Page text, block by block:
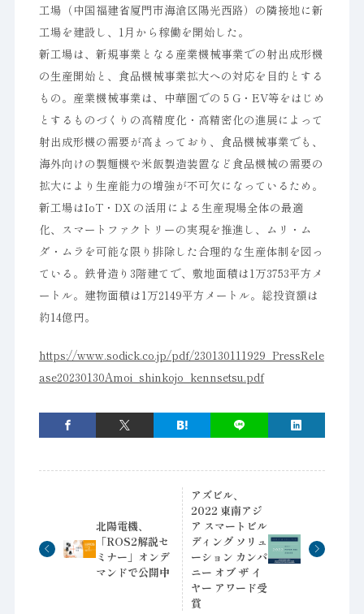
工場（中国福建省厦門市海滄区陽光西路）の隣接地に新
工場を建設し、1月から稼働を開始した。
新工場は、新規事業となる産業機械事業での射出成形機
の生産開始と、食品機械事業拡大への対応を目的とする
もの。産業機械事業は、中華圏での５G・EV等をはじめ
とするものづくりの高精度化・高精密化の進展によって
射出成形機の需要が高まっており、食品機械事業でも、
海外向けの製麺機や米飯製造装置など食品機械の需要の
拡大により生産能力の増強が不可欠になっているため。
新工場はIoT・DX の活用による生産現場全体の最適
化、スマートファクトリーの実現を推進し、ムリ・ム
ダ・ムラを可能な限り排除した合理的な生産体制を図っ
ている。鉄骨造り3階建てで、敷地面積は1万3753平方メ
ートル。建物面積は1万2149平方メートル。総投資額は
約14億円。
https://www.sodick.co.jp/pdf/230130111929_PressRele
ase20230130Amoi_shinkojo_kennsetsu.pdf
北陽電機、
「ROS2解説セ
ミナー」オンデ
マンドで公開中
アズビル、
2022 東南アジ
ア スマートビル
ディング ソリュ
ーション カンパ
ニー オブ ザ イ
ヤー アワード受
賞